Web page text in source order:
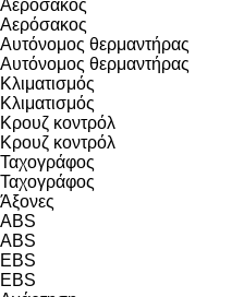
Αερόσακος
Αερόσακος
Αυτόνομος θερμαντήρας
Αυτόνομος θερμαντήρας
Κλιματισμός
Κλιματισμός
Κρουζ κοντρόλ
Κρουζ κοντρόλ
Ταχογράφος
Ταχογράφος
Άξονες
ABS
ABS
EBS
EBS